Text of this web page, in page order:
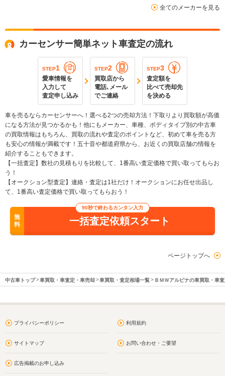
全てのメーカーを見る
カーセンサー簡単ネット車査定の流れ
STEP1
愛車情報を
入力して
査定申し込み
STEP2
買取店から
電話､メール
でご連絡
STEP3
査定額を
比べて売却先
を決める
車を売るならカーセンサーへ！選べる2つの売却方法！下取りより買取額が高価
になる方法が見つかるかも！他にもメーカー、車種、ボディタイプ別の中古車
の買取情報はもちろん、買取の流れや査定のポイントなど、初めて車を売る方
も安心の情報が満載です！五十音や都道府県から、お近くの買取店舗の情報を
紹介することもできます。
【一括査定】数社の見積もりを比較して、1番高い査定価格で買い取ってもらお
う！
【オークション型査定】連絡・査定は1社だけ！オークションにお任せ出品し
て、1番高い査定価格で買い取ってもらおう！
無
料
90秒で終わるカンタン入力
一括査定依頼スタート
ページトップへ
中古車トップ 車買取・車査定・車売却 車買取・査定相場一覧 ＢＭＷアルピナの車買取・車
プライバシーポリシー 利用規約
サイトマップ お問い合わせ・ご要望
広告掲載のお申し込み